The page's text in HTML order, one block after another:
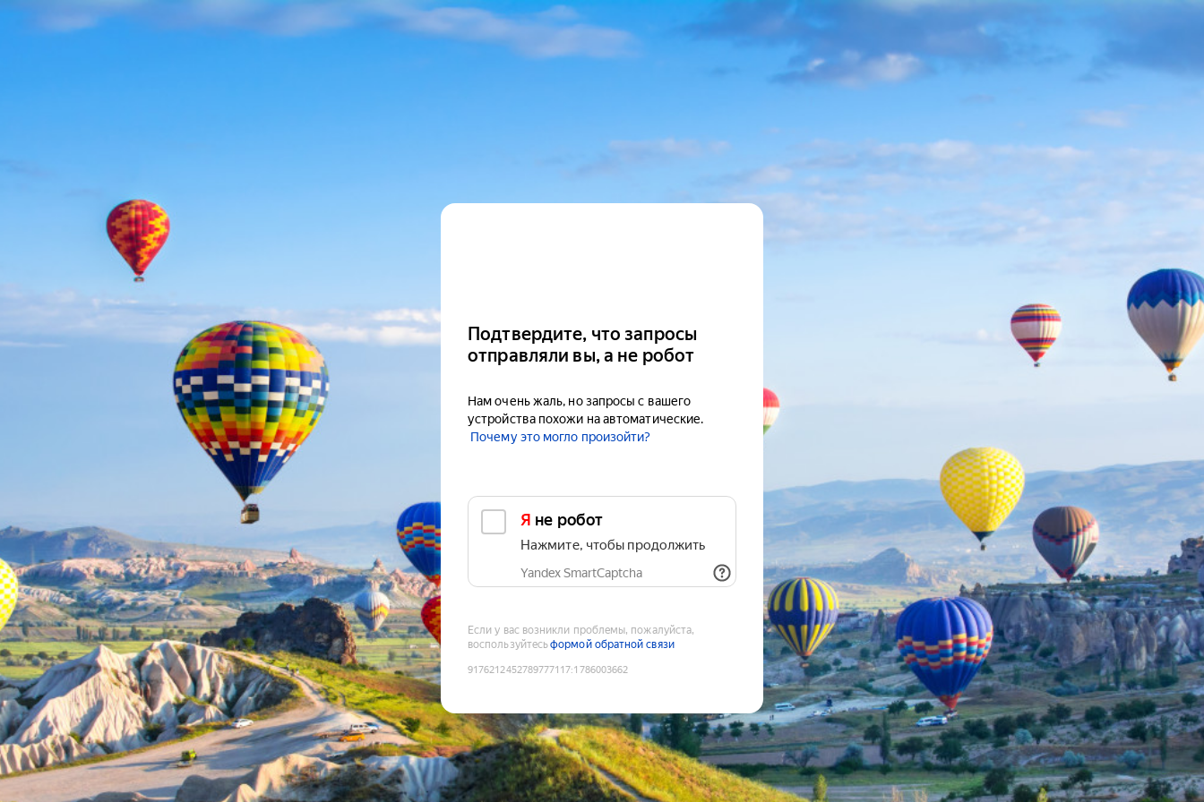
Подтвердите, что запросы
отправляли вы, а не робот
Нам очень жаль, но запросы с вашего
устройства похожи на автоматические.
Почему это могло произойти?
Я не робот
Нажмите, чтобы продолжить
Yandex SmartCaptcha
Если у вас возникли проблемы, пожалуйста,
воспользуйтесьформой обратной связи
9176212452789777117:1786003662